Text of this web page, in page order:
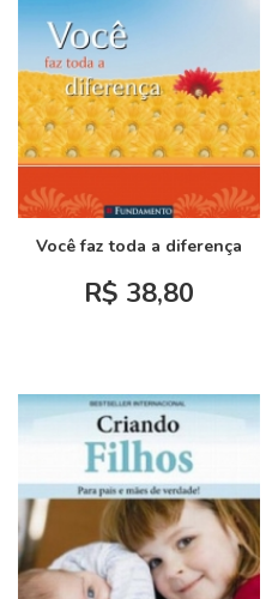
Você faz toda a diferença
R$ 38,80